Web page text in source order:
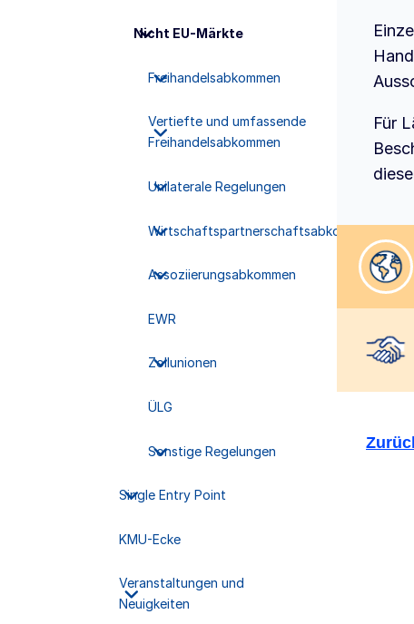
Nicht EU-Märkte
Freihandelsabkommen
Vertiefte und umfassende
Freihandelsabkommen
Unilaterale Regelungen
Wirtschaftspartnerschaftsabkommen
Assoziierungsabkommen
EWR
Zollunionen
ÜLG
Sonstige Regelungen
Single Entry Point
KMU-Ecke
Veranstaltungen und
Neuigkeiten
Für
Land